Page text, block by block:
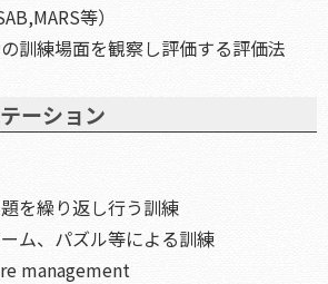
等）
訓練場面を観察し評価する評価法
ーション
を繰り返し行う訓練
ム、パズル等による訓練
management